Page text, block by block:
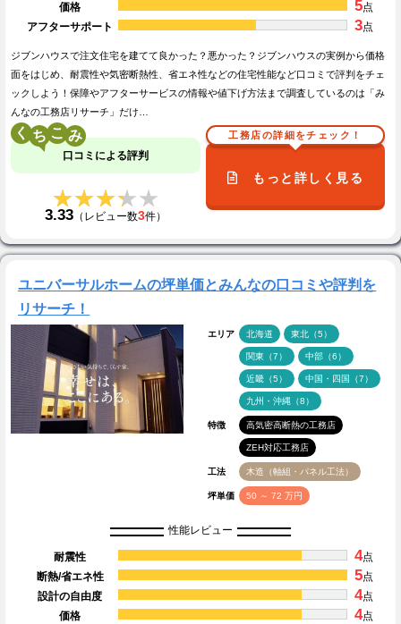
価格 5点
アフターサポート
3点
ジブンハウスで注文住宅を建てて良かった？悪かった？ジブンハウスの実例から価格
面をはじめ、耐震性や気密断熱性、省エネ性などの住宅性能など口コミで評判をチェ
ックしよう！保障やアフターサービスの情報や値下げ方法まで調査しているのは「み
んなの工務店リサーチ」だけ…
く こ
口コミによる評判
★★★★★
★★★★★
3.33 （レビュー数3件）
工務店の詳細をチェック！
もっと詳しく見る
ユニバーサルホームの坪単価とみんなの口コミや評判を
リサーチ！
エリア 北海道 東北（5）
関東（7） 中部（6）
近畿（5） 中国・四国（7）
九州・沖縄（8）
特徴 高気密高断熱の工務店
ZEH対応工務店
工法 木造（軸組・パネル工法）
坪単価 50 ～ 72 万円
性能レビュー
耐震性 4点
断熱/省エネ性
5点
設計の自由度
4点
価格
4点